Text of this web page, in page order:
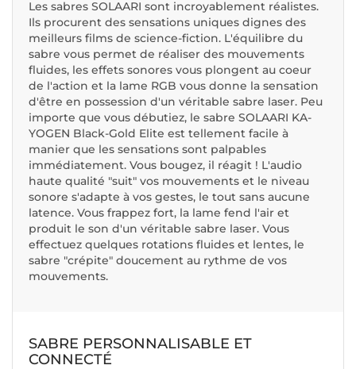
Les sabres SOLAARI sont incroyablement réalistes.
Ils procurent des sensations uniques dignes des
meilleurs films de science-fiction. L'équilibre du
sabre vous permet de réaliser des mouvements
fluides, les effets sonores vous plongent au coeur
de l'action et la lame RGB vous donne la sensation
d'être en possession d'un véritable sabre laser. Peu
importe que vous débutiez, le sabre SOLAARI KA-
YOGEN Black-Gold Elite est tellement facile à
manier que les sensations sont palpables
immédiatement. Vous bougez, il réagit ! L'audio
haute qualité "suit" vos mouvements et le niveau
sonore s'adapte à vos gestes, le tout sans aucune
latence. Vous frappez fort, la lame fend l'air et
produit le son d'un véritable sabre laser. Vous
effectuez quelques rotations fluides et lentes, le
sabre "crépite" doucement au rythme de vos
mouvements.
SABRE PERSONNALISABLE ET
CONNECTÉ